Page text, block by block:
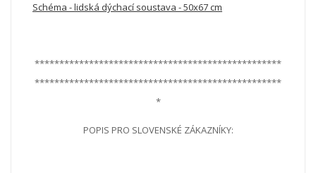
Schéma - lidská dýchací soustava - 50x67 cm
**************************************************
**************************************************
*
POPIS PRO SLOVENSKÉ ZÁKAZNÍKY: